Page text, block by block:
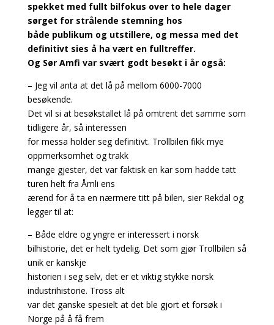
spekket med fullt bilfokus over to hele dager
sørget for strålende stemning hos
både publikum og utstillere, og messa med det
definitivt sies å ha vært en fulltreffer.
Og Sør Amfi var svært godt besøkt i år også:
– Jeg vil anta at det lå på mellom 6000-7000
besøkende.
Det vil si at besøkstallet lå på omtrent det samme som
tidligere år, så interessen
for messa holder seg definitivt. Trollbilen fikk mye
oppmerksomhet og trakk
mange gjester, det var faktisk en kar som hadde tatt
turen helt fra Åmli ens
ærend for å ta en nærmere titt på bilen, sier Rekdal og
legger til at:
– Både eldre og yngre er interessert i norsk
bilhistorie, det er helt tydelig. Det som gjør Trollbilen så
unik er kanskje
historien i seg selv, det er et viktig stykke norsk
industrihistorie. Tross alt
var det ganske spesielt at det ble gjort et forsøk i
Norge på å få frem